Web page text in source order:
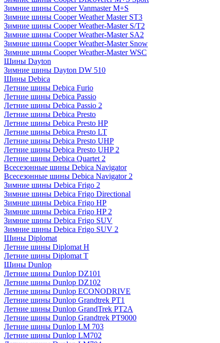
Зимние шины Cooper Vanmaster M+S
Зимние шины Cooper Weather Master ST3
Зимние шины Cooper Weather-Master S/T2
Зимние шины Cooper Weather-Master SA2
Зимние шины Cooper Weather-Master Snow
Зимние шины Cooper Weather-Master WSC
Шины Dayton
Зимние шины Dayton DW 510
Шины Debica
Летние шины Debica Furio
Летние шины Debica Passio
Летние шины Debica Passio 2
Летние шины Debica Presto
Летние шины Debica Presto HP
Летние шины Debica Presto LT
Летние шины Debica Presto UHP
Летние шины Debica Presto UHP 2
Летние шины Debica Quartet 2
Всесезонные шины Debica Navigator
Всесезонные шины Debica Navigator 2
Зимние шины Debica Frigo 2
Зимние шины Debica Frigo Directional
Зимние шины Debica Frigo HP
Зимние шины Debica Frigo HP 2
Зимние шины Debica Frigo SUV
Зимние шины Debica Frigo SUV 2
Шины Diplomat
Летние шины Diplomat H
Летние шины Diplomat T
Шины Dunlop
Летние шины Dunlop DZ101
Летние шины Dunlop DZ102
Летние шины Dunlop ECONODRIVE
Летние шины Dunlop Grandtrek PT1
Летние шины Dunlop GrandTrek PT2A
Летние шины Dunlop Grandtrek PT9000
Летние шины Dunlop LM 703
Летние шины Dunlop LM702